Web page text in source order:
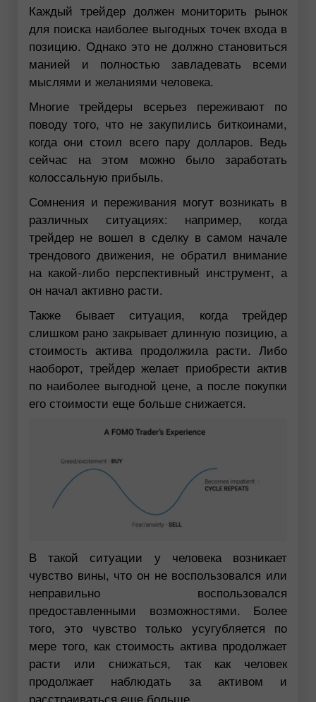
Каждый трейдер должен мониторить рынок
для поиска наиболее выгодных точек входа в
позицию. Однако это не должно становиться
манией и полностью завладевать всеми
мыслями и желаниями человека.
Многие трейдеры всерьез переживают по
поводу того, что не закупились биткоинами,
когда они стоил всего пару долларов. Ведь
сейчас на этом можно было заработать
колоссальную прибыль.
Сомнения и переживания могут возникать в
различных ситуациях: например, когда
трейдер не вошел в сделку в самом начале
трендового движения, не обратил внимание
на какой-либо перспективный инструмент, а
он начал активно расти.
Также бывает ситуация, когда трейдер
слишком рано закрывает длинную позицию, а
стоимость актива продолжила расти. Либо
наоборот, трейдер желает приобрести актив
по наиболее выгодной цене, а после покупки
его стоимости еще больше снижается.
В такой ситуации у человека возникает
чувство вины, что он не воспользовался или
неправильно воспользовался
предоставленными возможностями. Более
того, это чувство только усугубляется по
мере того, как стоимость актива продолжает
расти или снижаться, так как человек
продолжает наблюдать за активом и
расстраиваться еще больше.